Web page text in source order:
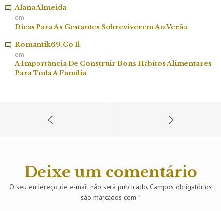
Alana Almeida
em
Dicas Para As Gestantes Sobreviverem Ao Verão
Romantik69.co.il
em
A Importância De Construir Bons Hábitos Alimentares
Para Toda A Família
Deixe um comentário
O seu endereço de e-mail não será publicado. Campos obrigatórios
são marcados com *